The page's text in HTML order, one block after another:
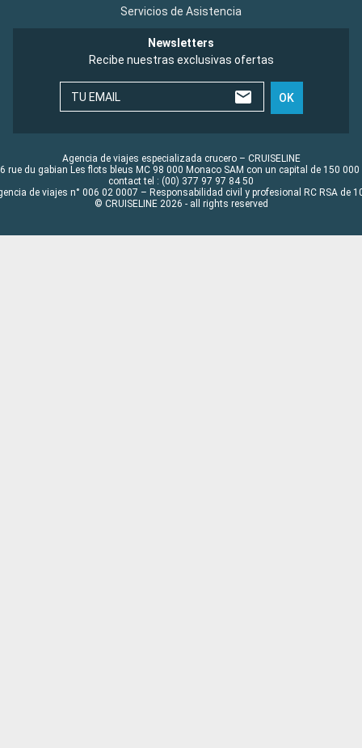
Servicios de Asistencia
Newsletters
Recibe nuestras exclusivas ofertas
TU EMAIL OK
Agencia de viajes especializada crucero – CRUISELINE
rue du gabian Les flots bleus MC 98 000 Monaco SAM con un capital de 150 000
contact tel : (00) 377 97 97 84 50
de viajes n° 006 02 0007 – Responsabilidad civil y profesional RC RSA de
© CRUISELINE 2026 - all rights reserved